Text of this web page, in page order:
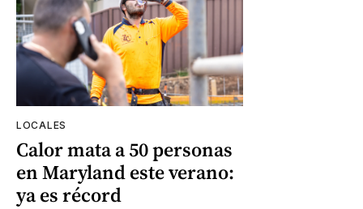
LOCALES
Calor mata a 50 personas
en Maryland este verano:
ya es récord